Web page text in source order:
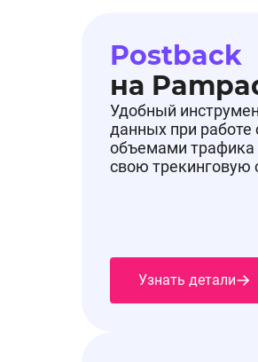
Postback
на
Удобный
данных при
объемами трафика
свою трекинговую
Узнать детали